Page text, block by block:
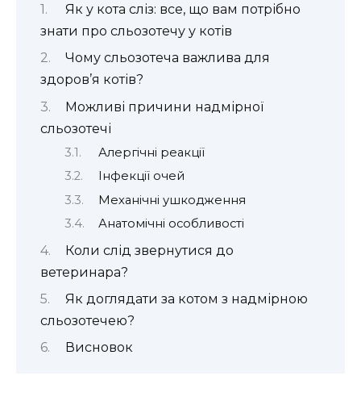
Як у кота сліз: все, що вам потрібно
знати про сльозотечу у котів
Чому сльозотеча важлива для
здоров’я котів?
Можливі причини надмірної
сльозотечі
Алергічні реакції
Інфекції очей
Механічні ушкодження
Анатомічні особливості
Коли слід звернутися до
ветеринара?
Як доглядати за котом з надмірною
сльозотечею?
Висновок